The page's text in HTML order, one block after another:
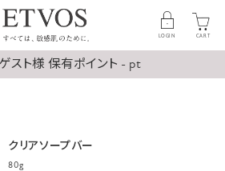
LOGIN CART
スト様 保有ポイント - pt
クリアソープバー
80g